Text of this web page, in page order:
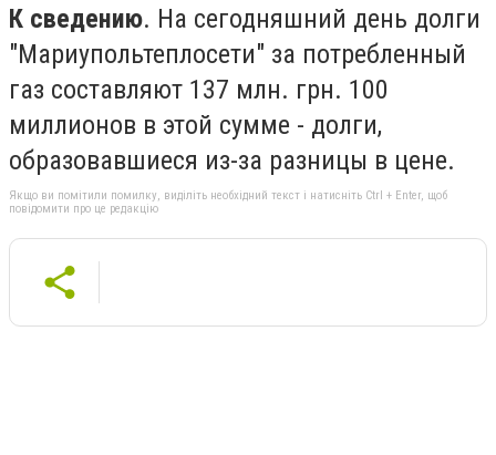
К сведению. На сегодняшний день долги
"Мариупольтеплосети" за потребленный
газ составляют 137 млн. грн. 100
миллионов в этой сумме - долги,
образовавшиеся из-за разницы в цене.
Якщо ви помітили помилку, виділіть необхідний текст і натисніть Ctrl + Enter, щоб
повідомити про це редакцію